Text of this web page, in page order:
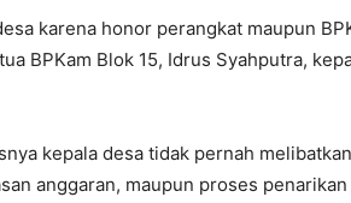
karena honor perangkat maupun
BPKam Blok 15, Idrus Syahputra,
kepala desa tidak pernah melibatkan
anggaran, maupun proses penarikan